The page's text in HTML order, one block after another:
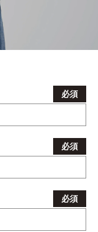
必須
必須
必須